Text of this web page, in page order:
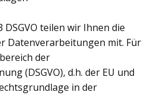
teilen wir Ihnen die
Datenverarbeitungen mit. Für
der
(DSGVO), d.h. der EU und
in der